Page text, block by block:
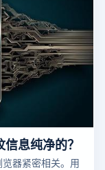
息纯净的？
器紧密相关。用